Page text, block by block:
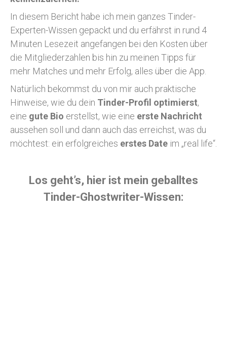
In diesem Bericht habe ich mein ganzes Tinder-
Experten-Wissen gepackt und du erfährst in rund 4
Minuten Lesezeit angefangen bei den Kosten über
die Mitgliederzahlen bis hin zu meinen Tipps für
mehr Matches und mehr Erfolg, alles über die App.
Natürlich bekommst du von mir auch praktische
Hinweise, wie du dein Tinder-Profil optimierst,
eine gute Bio erstellst, wie eine erste Nachricht
aussehen soll und dann auch das erreichst, was du
möchtest: ein erfolgreiches erstes Date im „real life“.
Los geht’s, hier ist mein geballtes
Tinder-Ghostwriter-Wissen: